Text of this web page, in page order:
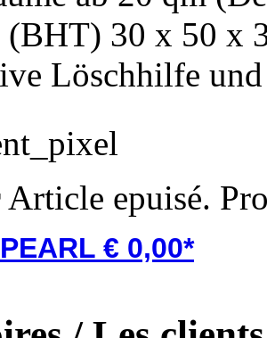
(BHT) 30 x 50 x
Löschhilfe
Article epuisé.
PEARL € 0,00*